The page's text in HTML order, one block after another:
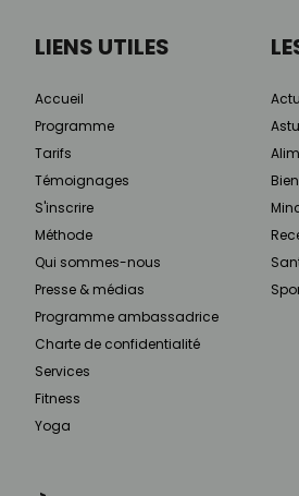
LIENS UTILES
Accueil
Programme
Tarifs
Témoignages
S'inscrire
Méthode
Qui sommes-nous
Presse & médias
Programme ambassadrice
Charte de confidentialité
Services
Fitness
Yoga